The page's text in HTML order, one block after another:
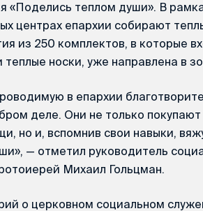
«Поделись теплом души». В
центрах епархии собирают
из 250 комплектов, в которые
носки, уже направлена в
в епархии
деле. Они не только
но и, вспомнив свои навыки,
— отметил руководитель
Михаил Гольцман.
о церковном социальном